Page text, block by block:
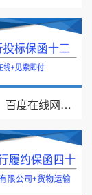
【北京市】百度在线网络技术（北京）有限公司/投标保函/2026银行投标保函十二